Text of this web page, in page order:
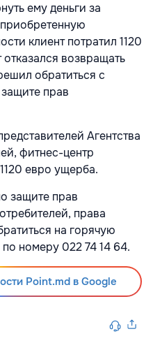
ему деньги за
клиент потратил 1120
возвращать
обратиться с
прав
Агентства
фитнес-центр
евро ущерба.
защите прав
права
на горячую
номеру 022 74 14 64.
Point.md в Google